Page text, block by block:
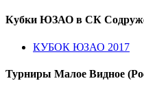
Кубки ЮЗАО в СК
КУБОК ЮЗАО 2017
Турниры Малое Видное